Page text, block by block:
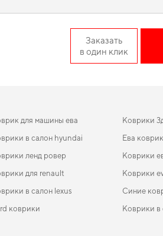
Заказать
в один клик
для машины ева
в салон hyundai
ленд ровер
для renault
в салон lexus
коврики
Коврики
Ева
Коврики
Коврики
Синие
Коврики в